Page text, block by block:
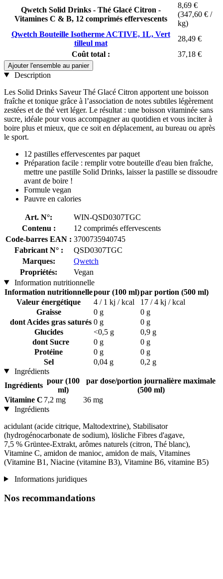
Qwetch Solid Drinks - Thé Glacé Citron -
Vitamines C & B, 12 comprimés effervescents
8,69 €
(347,60 € /
kg)
Qwetch Bouteille Isotherme ACTIVE, 1L, Vert
tilleul mat
28,49 €
Coût total :
37,18 €
Ajouter l'ensemble au panier
Description
Les Solid Drinks Saveur Thé Glacé Citron apportent une boisson
fraîche et tonique grâce à l’association de notes subtiles légèrement
zestées et de thé vert léger. Le résultat : une boisson vitaminée sans
sucre, idéale pour vous accompagner au quotidien et vous inciter à
boire plus et mieux, que ce soit en déplacement, au bureau ou après
le sport.
12 pastilles effervescentes par paquet
Préparation facile : remplir votre bouteille d'eau bien fraîche,
mettre une pastille Solid Drinks, laisser la pastille se dissoudre
avant de boire !
Formule vegan
Pauvre en calories
Art. N°:
WIN-QSD0307TGC
Contenu :
12 comprimés effervescents
Code-barres EAN : 3700735940745
Fabricant N° :
QSD0307TGC
Marques:
Qwetch
Propriétés:
Vegan
Information nutritionnelle
Information nutritionnellepour (100 ml)par portion (500 ml)
Valeur énergétique
4 / 1 kj / kcal
17 / 4 kj / kcal
Graisse
0 g
0 g
dont Acides gras saturés 0 g
0 g
Glucides
<0,5 g
0,9 g
dont Sucre
0 g
0 g
Protéine
0 g
0 g
Sel
0,04 g
0,2 g
Ingrédients
Ingrédients
pour (100
ml)
par dose/portion journalière maximale
(500 ml)
Vitamine C 7,2 mg
36 mg
Ingrédients
acidulant (acide citrique, Maltodextrine), Stabilisator
(hydrogénocarbonate de sodium), lösliche Fibres d'agave,
7,5 % Grüntee-Extrakt, arômes naturels (citron, Thé blanc),
Vitamine C, amidon de manioc, amidon de maïs, Vitamines
(Vitamine B1, Niacine (vitamine B3), Vitamine B6, vitamine B5)
Informations juridiques
Nos recommandations